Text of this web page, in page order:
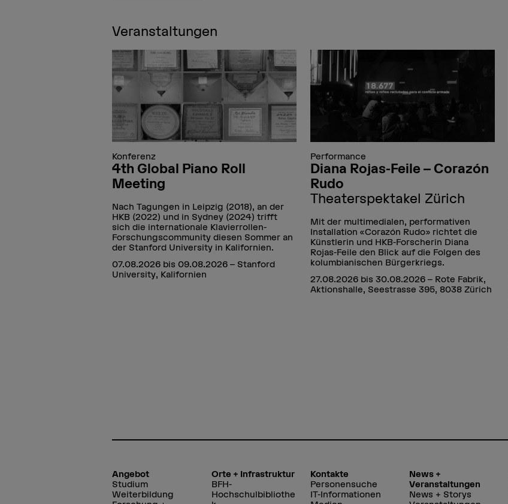
Veranstaltungen
Konferenz
4th Global Piano Roll
Meeting
Nach Tagungen in Leipzig (2018), an der
HKB (2022) und in Sydney (2024) trifft
sich die internationale Klavierrollen-
Forschungscommunity diesen Sommer an
der Stanford University in Kalifornien.
07.08.2026 bis 09.08.2026 – Stanford
University, Kalifornien
Performance
Diana Rojas-Feile – Corazón
Rudo
Theaterspektakel Zürich
Mit der multimedialen, performativen
Installation «Corazón Rudo» richtet die
Künstlerin und HKB-Forscherin Diana
Rojas-Feile den Blick auf die Folgen des
kolumbianischen Bürgerkriegs.
27.08.2026 bis 30.08.2026 – Rote Fabrik,
Aktionshalle, Seestrasse 395, 8038 Zürich
Angebot
Studium
Weiterbildung
Orte + Infrastruktur
BFH-
Hochschulbibliothe
Kontakte
Personensuche
IT-Informationen
News +
Veranstaltungen
News + Storys